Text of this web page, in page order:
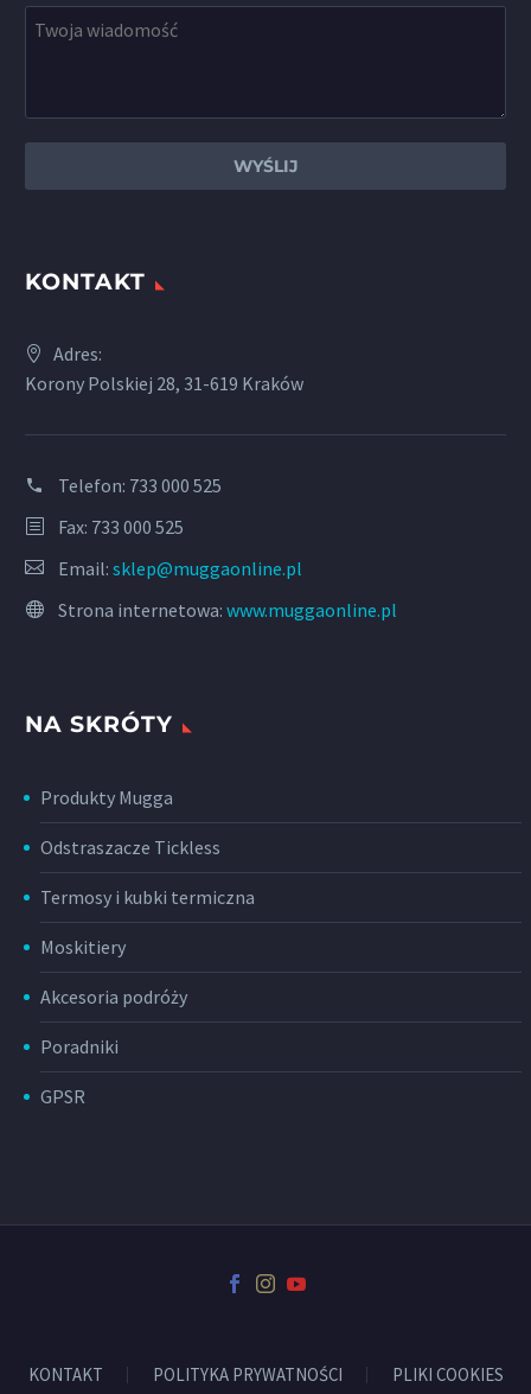
KONTAKT
Adres:
Korony Polskiej 28, 31-619 Kraków
Telefon: 733 000 525
Fax: 733 000 525
Email: sklep@muggaonline.pl
Strona internetowa: www.muggaonline.pl
NA SKRÓTY
Produkty Mugga
Odstraszacze Tickless
Termosy i kubki termiczna
Moskitiery
Akcesoria podróży
Poradniki
GPSR
KONTAKT POLITYKA PRYWATNOŚCI
PLIKI COOKIES